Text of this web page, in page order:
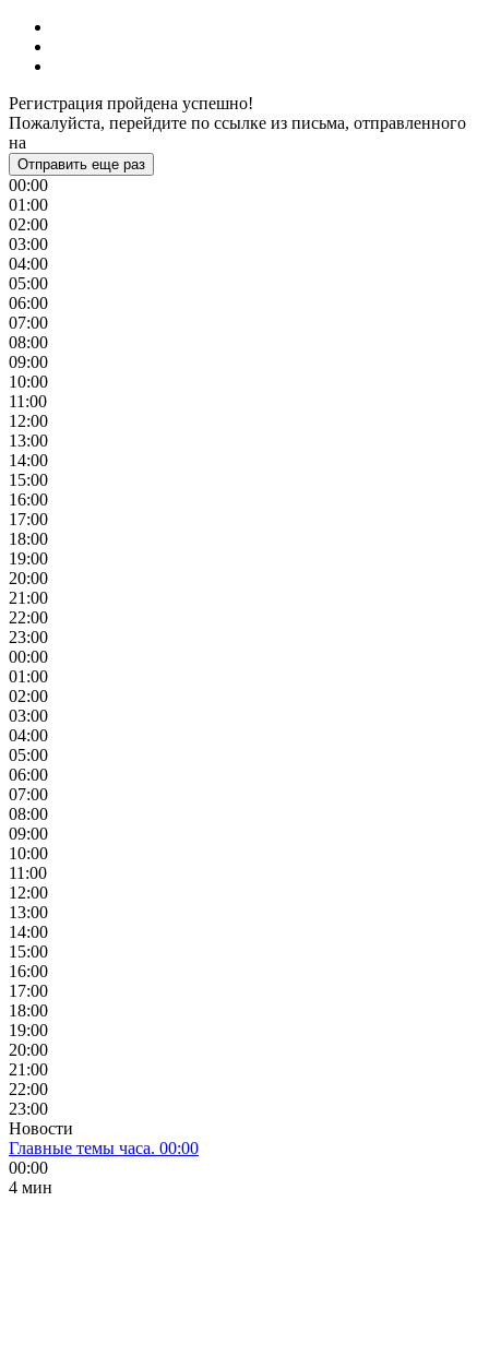
Регистрация пройдена успешно!
Пожалуйста, перейдите по ссылке из письма, отправленного
на
Отправить еще раз
00:00
01:00
02:00
03:00
04:00
05:00
06:00
07:00
08:00
09:00
10:00
11:00
12:00
13:00
14:00
15:00
16:00
17:00
18:00
19:00
20:00
21:00
22:00
23:00
00:00
01:00
02:00
03:00
04:00
05:00
06:00
07:00
08:00
09:00
10:00
11:00
12:00
13:00
14:00
15:00
16:00
17:00
18:00
19:00
20:00
21:00
22:00
23:00
Новости
Главные темы часа. 00:00
00:00
4 мин